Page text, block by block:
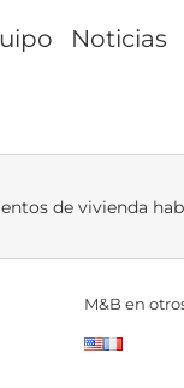
Noticias
de vivienda
M&B en